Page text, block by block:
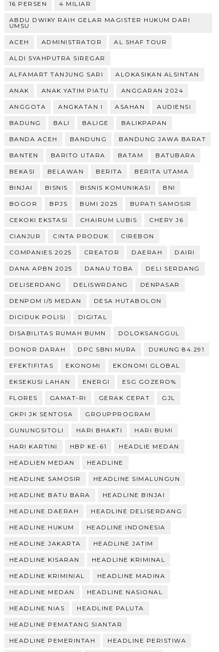
16 PERSEN 4 MILIAR
ABDU DWIKY RAIH GELAR MAGISTER HUKUM DARI
UMSU
ACEH ADMINISTRATOR AL SHAF TOUR
ALDI SYAHPUTRA SIREGAR
ALFAMART TANJUNG SARI ALOKASIKAN ALSINTAN
ANAK ANAK YATIM PIATU ANGGARAN 2024
ANGGOTA ANGKATAN I ASAHAN AUDIENSI
BADUNG BALI BALIGE BALIKPAPAN
BANDA ACEH BANDUNG BANDUNG JAWA BARAT
BANTEN BARITO UTARA BATAM BATUBARA
BEKASI BELAWAN BERITA BERITA UTAMA
BINJAI BISNIS BISNIS KOMUNIKASI BNI
BOGOR BPJS BUMI 2025 BUPATI SAMOSIR
CEKOKI EKSTASI CHAIRUM LUBIS CHERY J6
CIANJUR CINTA PRODUK CIREBON
COMPANIES 2025 CREATOR DAERAH DAIRI
DANA APBN 2025 DANAU TOBA DELI SERDANG
DELISERDANG DELISWRDANG DENPASAR
DENPOM I/5 MEDAN DESA HUTABOLON
DICIDUK POLISI DIGITAL
DISABILITAS RUMAH BUMN DOLOKSANGGUL
DONOR DARAH DPC SBNI MURA DUKUNG 84.291
EFEKTIFITAS EKONOMI EKONOMI GLOBAL
EKSEKUSI LAHAN ENERGI ESG GOZERO%
FLORES GAMAT-RI GERAK CEPAT GJL
GKPI JK SENTOSA GROUPPROGRAM
GUNUNGSITOLI HARI BHAKTI HARI BUMI
HARI KARTINI HBP KE-61 HEADLIE MEDAN
HEADLIEN MEDAN HEADLINE
HEADLINE SAMOSIR HEADLINE SIMALUNGUN
HEADLINE BATU BARA HEADLINE BINJAI
HEADLINE DAERAH HEADLINE DELISERDANG
HEADLINE HUKUM HEADLINE INDONESIA
HEADLINE JAKARTA HEADLINE JATIM
HEADLINE KISARAN HEADLINE KRIMINAL
HEADLINE KRIMINIAL HEADLINE MADINA
HEADLINE MEDAN HEADLINE NASIONAL
HEADLINE NIAS HEADLINE PALUTA
HEADLINE PEMATANG SIANTAR
HEADLINE PEMERINTAH HEADLINE PERISTIWA